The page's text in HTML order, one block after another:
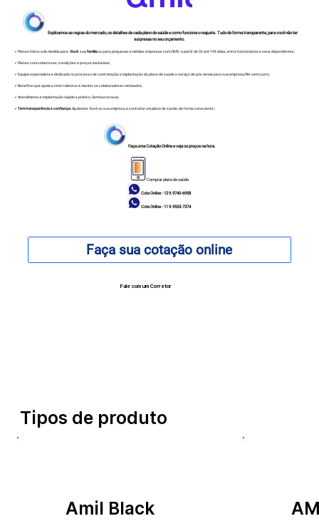
Explicamos as regras do mercado, os detalhes de cada plano de saúde e como funciona o reajuste. Tudo de forma transparente, para você não ter
surpresas no seu orçamento.
✓ Planos feitos sob medida para Você , suafamíliaou para pequenas e médias empresas com CNPJ a partir de 02 até 199 vidas, entre funcionários e seus dependentes;
✓ Planos com coberturas, condições e preços exclusivos;
✓ Equipe especialista e dedicada no processo de contratação e implantação do plano de saúde e serviço de pós venda para sua empresa/RH sem custo;
✓ Benefício que ajuda a reter talentos e manter os colaboradores motivados;
✓ Atendimento e implantação rápido e prático, Sem burocracia;
✓Tem transparência e confiança.Ajudamos Você ou sua empresa a contratar um plano de saúde, de forma consciente.;
Faça uma Cotação Online e veja os preços na hora.
Comprar plano de saúde
Cote Online - 12 9.9740-6958
Cote Online - 11 9.9553-7374
Fale com um Corretor
Faça sua cotação online
Tipos de produto
Amil Black